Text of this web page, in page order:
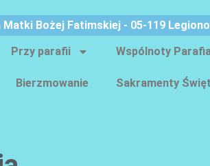
Matki Bożej Fatimskiej - 05-119
Przy parafii Wspólnoty
Bierzmowanie Sakramenty